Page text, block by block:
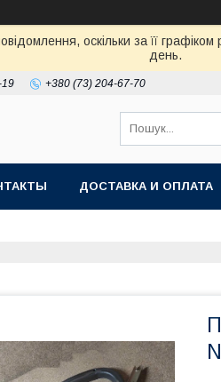
оскільки за її
день.
19 +380 (73) 204-67-70
ДОСТАВКА И ОПЛАТА